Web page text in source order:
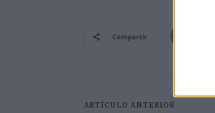
Compartir
ARTÍCULO ANTERIOR